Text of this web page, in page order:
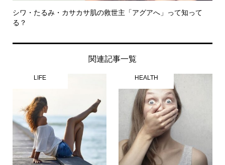
シワ・たるみ・カサカサ肌の救世主「アグアへ」って知って
る？
関連記事一覧
LIFE HEALTH